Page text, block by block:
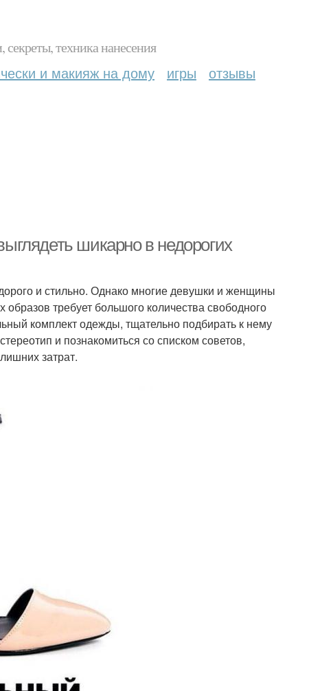
техника нанесения
и макияж на дому игры отзывы
шикарно в недорогих
и стильно. Однако многие девушки и женщины
требует большого количества свободного
комплект одежды, тщательно подбирать к нему
и познакомиться со списком советов,
затрат.